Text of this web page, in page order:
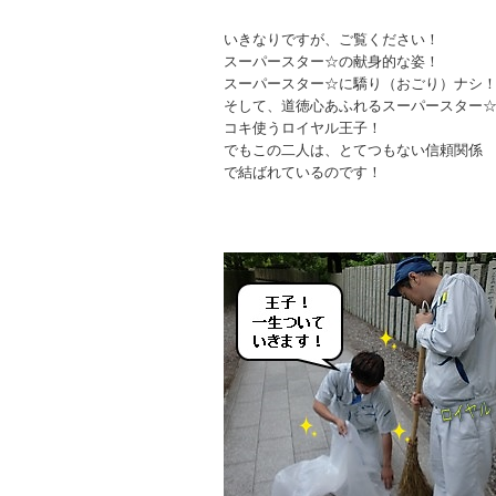
いきなりですが、ご覧ください！
スーパースター☆の献身的な姿！
スーパースター☆に驕り（おごり）ナシ！
そして、道徳心あふれるスーパースター
コキ使うロイヤル王子！
でもこの二人は、とてつもない信頼関係
で結ばれているのです！